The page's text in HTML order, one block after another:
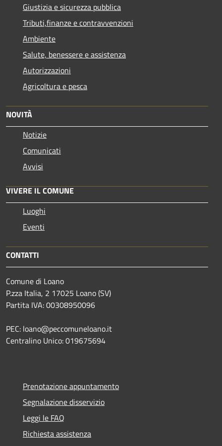
Giustizia e sicurezza pubblica
Tributi,finanze e contravvenzioni
Ambiente
Salute, benessere e assistenza
Autorizzazioni
Agricoltura e pesca
NOVITÀ
Notizie
Comunicati
Avvisi
VIVERE IL COMUNE
Luoghi
Eventi
CONTATTI
Comune di Loano
P.zza Italia, 2 17025 Loano (SV)
Partita IVA: 00308950096
PEC: loano@peccomuneloano.it
Centralino Unico: 019675694
Prenotazione appuntamento
Segnalazione disservizio
Leggi le FAQ
Richiesta assistenza